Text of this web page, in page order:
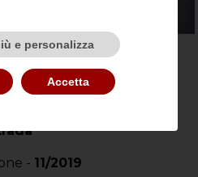
- 11/2019
e personalizza
Accetta